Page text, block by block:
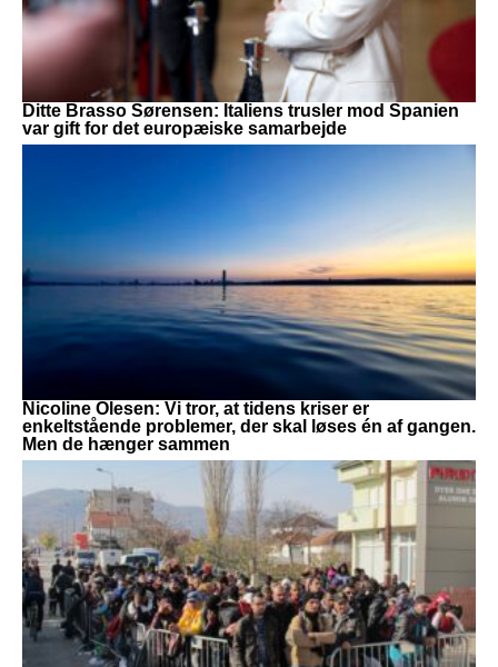
Ditte Brasso Sørensen: Italiens trusler mod Spanien
var gift for det europæiske samarbejde
Nicoline Olesen: Vi tror, at tidens kriser er
enkeltstående problemer, der skal løses én af gangen.
Men de hænger sammen